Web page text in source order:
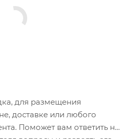
для размещения
доставке или любого
Поможет вам ответить на